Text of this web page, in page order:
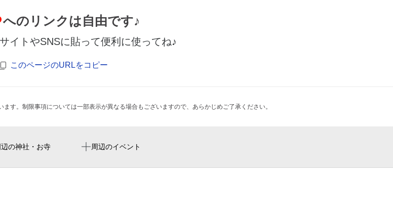
へのリンクは自由です♪
イトやSNSに貼って便利に使ってね♪
このページのURLをコピー
す。制限事項については一部表示が異なる場合もございますので、あらかじめご了承ください。
辺の神社・お寺 周辺のイベント
平野駅
ヨドコウ桜スタジアム
大阪市消防局平野消防署喜連出張所